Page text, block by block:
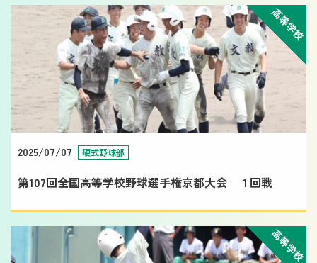
高等学校
2025/07/07 硬式野球部
第107回全国高等学校野球選手権京都大会 １回戦
高等学校